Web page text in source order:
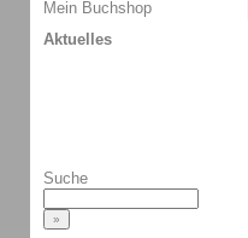
Mein Buchshop
Aktuelles
Suche